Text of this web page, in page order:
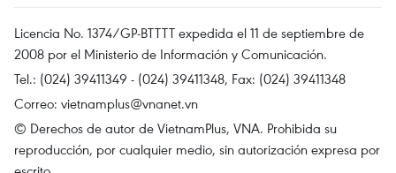
Licencia No. 1374/GP-BTTTT expedida el 11 de septiembre de
2008 por el Ministerio de Información y Comunicación.
Tel.: (024) 39411349 - (024) 39411348, Fax: (024) 39411348
Correo: vietnamplus@vnanet.vn
© Derechos de autor de VietnamPlus, VNA. Prohibida su
reproducción, por cualquier medio, sin autorización expresa por